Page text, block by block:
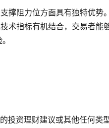
撑阻力位方面具有独特优势
术指标有机结合，交易者能
资理财建议或其他任何类型